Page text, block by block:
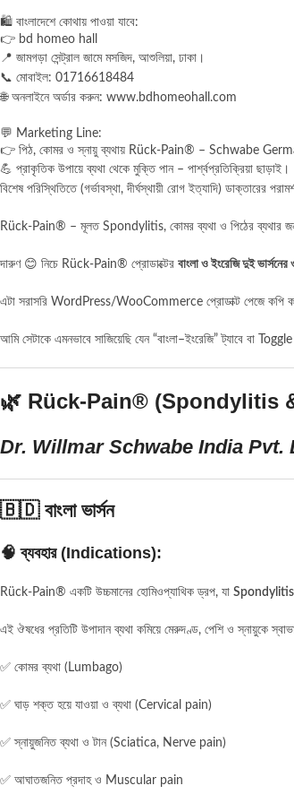
🛍️ বাংলাদেশে কোথায় পাওয়া যাবে:
👉 bd homeo hall
📍 জামগড়া সেন্ট্রাল জামে মসজিদ, আশুলিয়া, ঢাকা।
📞 মোবাইল: 01716618484
🌐 অনলাইনে অর্ডার করুন: www.bdhomeohall.com
💬 Marketing Line:
👉 পিঠ, কোমর ও স্নায়ু ব্যথায় Rück-Pain® – Schwabe
💪 প্রাকৃতিক উপায়ে ব্যথা থেকে মুক্তি পান – পার্শ্বপ্রতিক্রিয়া ছাড়াই।
বিশেষ পরিস্থিতিতে (গর্ভাবস্থা, দীর্ঘস্থায়ী রোগ ইত্যাদি) ডাক্তারের
Rück-Pain® – মূলত Spondylitis, কোমর ব্যথা ও পিঠের ব্যথার
দারুণ 😊 নিচে Rück-Pain® প্রোডাক্টের বাংলা ও ইংরেজি দুই
এটা সরাসরি WordPress/WooCommerce প্রোডাক্ট পেজে কপি
আমি সেটাকে এমনভাবে সাজিয়েছি যেন “বাংলা–ইংরেজি” ট্যাবে বা
🌿 Rück-Pain® (Spondylitis
Dr. Willmar Schwabe India
🇧🇩 বাংলা ভার্সন
🧠ব্যবহার (Indications):
Rück-Pain® একটি উচ্চমানের হোমিওপ্যাথিক ড্রপ, যা Spondylitis,
এই ঔষধের প্রতিটি উপাদান ব্যথা কমিয়ে মেরুদণ্ড, পেশি ও স্নায়ুকে
✅ কোমর ব্যথা (Lumbago)
✅ ঘাড় শক্ত হয়ে যাওয়া ও ব্যথা (Cervical pain)
✅ স্নায়ুজনিত ব্যথা ও টান (Sciatica, Nerve pain)
✅ আঘাতজনিত প্রদাহ ও Muscular pain